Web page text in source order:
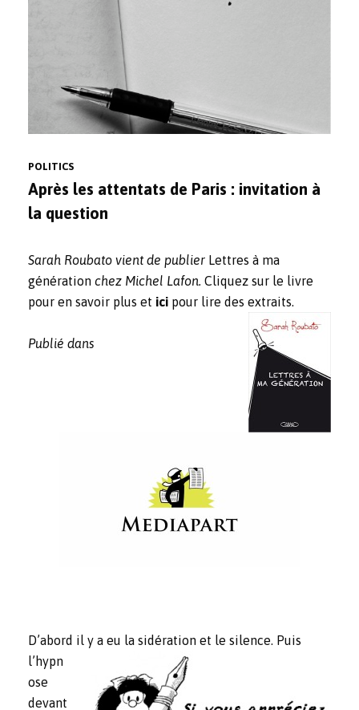
POLITICS
Après les attentats de Paris : invitation à
la question
Sarah Roubato vient de publier Lettres à ma
génération chez Michel Lafon. Cliquez sur le livre
pour en savoir plus et ici pour lire des extraits.
Publié dans
D’abord il y a eu la sidération et le silence. Puis
l’hypn
ose
devant